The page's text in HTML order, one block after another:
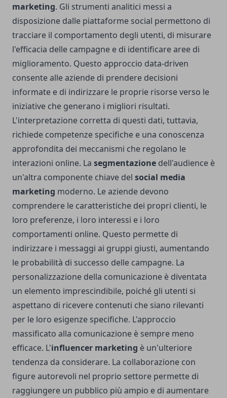
marketing. Gli strumenti analitici messi a
disposizione dalle piattaforme social permettono di
tracciare il comportamento degli utenti, di misurare
l'efficacia delle campagne e di identificare aree di
miglioramento. Questo approccio data-driven
consente alle aziende di prendere decisioni
informate e di indirizzare le proprie risorse verso le
iniziative che generano i migliori risultati.
L'interpretazione corretta di questi dati, tuttavia,
richiede competenze specifiche e una conoscenza
approfondita dei meccanismi che regolano le
interazioni online. La segmentazione dell'audience è
un'altra componente chiave del social media
marketing moderno. Le aziende devono
comprendere le caratteristiche dei propri clienti, le
loro preferenze, i loro interessi e i loro
comportamenti online. Questo permette di
indirizzare i messaggi ai gruppi giusti, aumentando
le probabilità di successo delle campagne. La
personalizzazione della comunicazione è diventata
un elemento imprescindibile, poiché gli utenti si
aspettano di ricevere contenuti che siano rilevanti
per le loro esigenze specifiche. L'approccio
massificato alla comunicazione è sempre meno
efficace. L'influencer marketing è un'ulteriore
tendenza da considerare. La collaborazione con
figure autorevoli nel proprio settore permette di
raggiungere un pubblico più ampio e di aumentare